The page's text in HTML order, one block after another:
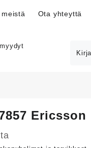
Ota yhteyttä
Ericsson